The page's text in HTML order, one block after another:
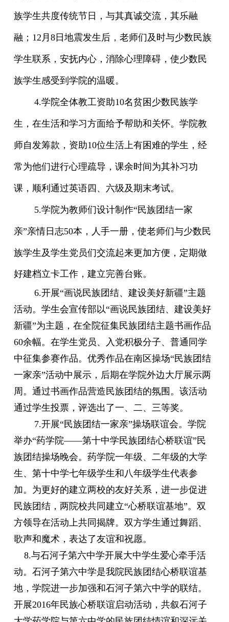
族学生共度传统节日，与其真诚交流，其乐融
融； 12 月8日地震发生后，老师们及时与少数民族
学生联系，安抚内心，消除心理障碍，使少数民
族学生感受到学院的温暖。
4.学院全体教工资助10名贫困少数民族学
生，在生活和学习方面给予帮助和关怀。学院教
师自发筹款，资助10位生活上有困难的学生，经
常为他们进行心理疏导，课余时间为其补习功
课，顺利通过英语四、六级及期末考试。
5.学院为教师们设计制作“民族团结一家
亲”亲情日志50本，人手一册，使老师们与少数民
族学生及学生党员们交流起来更加方便， 定期做
好建档立卡工作，建立完善台账。
6.开展“画说民族团结、建设美好新疆”主题
活动。学生会宣传部以“画说民族团结、建设美好
新疆”为主题，在全院征集民族团结主题书画作品
60余幅。在学生党员、入党积极分子、普通同学
中征集参赛作品。优秀作品在南区操场“民族团结
一家亲”活动中展示，后期在学院外边大厅展示两
周。通过书画作品营造民族团结的氛围。该活动
通过学生投票，评选出了一、二、三等奖。
7.开展“民族团结一家亲”操场联谊会。学院
举办“药学院——第十中学民族团结心桥联谊”民
族团结操场晚会。药学院一年级、二年级的大学
生、第十中学七年级学生和八年级学生代表参
加。为更好的建立两校的友好关系，进一步促进
民族团结，两院校共同建立“心桥联谊基地”。双
方领导在活动上共同揭牌。双方学生通过舞蹈、
歌声和魔术，表达了友谊和祝愿。
8.与石河子第六中学开展大中学生爱心牵手活
动。石河子第六中学是我院民族团结心桥联谊基
地，学院进一步加强和石河子第六中学的联结。
开展2016年民族心桥联谊启动活动，共叙石河子